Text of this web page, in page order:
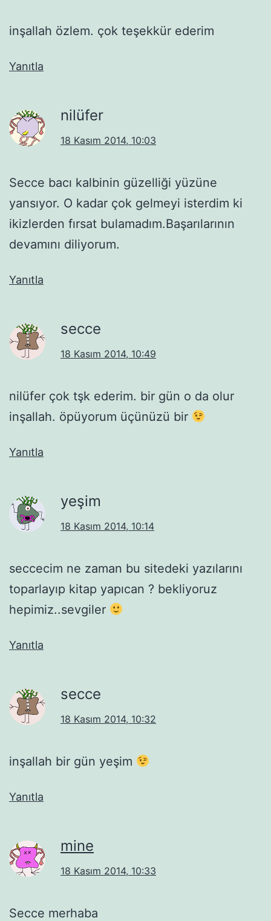
inşallah özlem. çok teşekkür ederim
Yanıtla
nilüfer
18 Kasım 2014, 10:03
Secce bacı kalbinin güzelliği yüzüne
yansıyor. O kadar çok gelmeyi isterdim ki
ikizlerden fırsat bulamadım.Başarılarının
devamını diliyorum.
Yanıtla
secce
18 Kasım 2014, 10:49
nilüfer çok tşk ederim. bir gün o da olur
inşallah. öpüyorum üçünüzü bir
Yanıtla
yeşim
18 Kasım 2014, 10:14
seccecim ne zaman bu sitedeki yazılarını
toparlayıp kitap yapıcan ? bekliyoruz
hepimiz..sevgiler
Yanıtla
secce
18 Kasım 2014, 10:32
inşallah bir gün yeşim
Yanıtla
mine
18 Kasım 2014, 10:33
Secce merhaba